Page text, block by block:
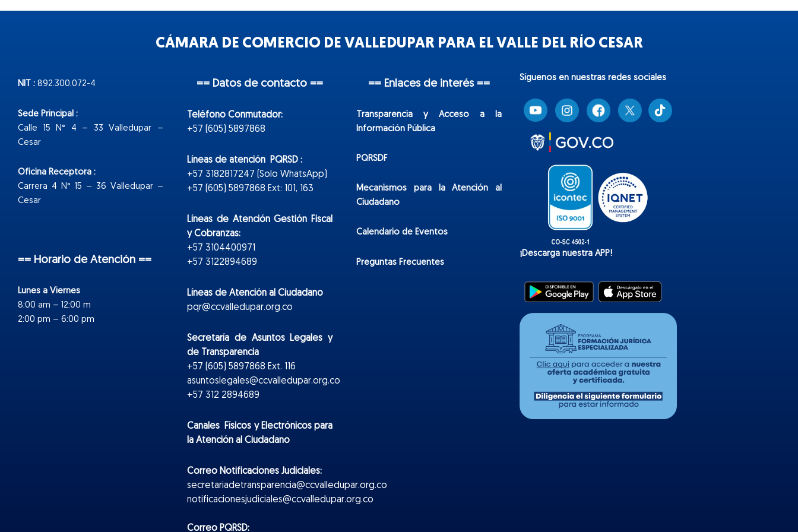
CÁMARA DE COMERCIO DE VALLEDUPAR PARA EL VALLE DEL RÍO CESAR
NIT : 892.300.072-4
Sede Principal :
Calle 15 N° 4 – 33 Valledupar –
Cesar
Oficina Receptora :
Carrera 4 N° 15 – 36 Valledupar –
Cesar
== Horario de Atención ==
Lunes a Viernes
8:00 am – 12:00 m
2:00 pm – 6:00 pm
== Datos de contacto ==
Teléfono Conmutador:
+57 (605) 5897868
Líneas de atención PQRSD :
+57 3182817247 (Solo WhatsApp)
+57 (605) 5897868 Ext: 101, 163
Líneas de Atención Gestión Fiscal
y Cobranzas:
+57 3104400971
+57 3122894689
Líneas de Atención al Ciudadano
pqr@ccvalledupar.org.co
Secretaría de Asuntos Legales y
de Transparencia
+57 (605) 5897868 Ext. 116
asuntoslegales@ccvalledupar.org.co
+57 312 2894689
Canales Físicos yElectrónicospara
la Atención al Ciudadano
Correo Notificaciones Judiciales:
secretariadetransparencia@ccvalledupar.org.co
notificacionesjudiciales@ccvalledupar.org.co
Correo PQRSD:
== Enlaces de interés ==
Transparencia y Acceso a la
Información Pública
PQRSDF
Mecanismos para la Atención al
Ciudadano
Calendario de Eventos
Preguntas Frecuentes
Síguenos en nuestras redes sociales
T
i
k
¡Descarga nuestra APP!